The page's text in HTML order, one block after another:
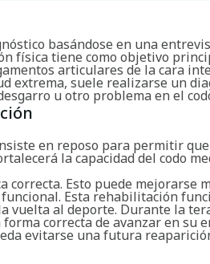
basándose en una
física tiene como objetivo
articulares de la cara
extrema, suele realizarse un
u otro problema en el
en reposo para permitir
la capacidad del codo
correcta. Esto puede mejorarse
Esta rehabilitación
vuelta al deporte. Durante la
correcta de avanzar en su
evitarse una futura